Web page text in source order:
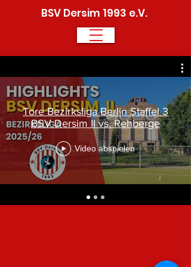
BSV Dersim 1993 e.V.
Tore Bezirksliga Berlin Staffel 3
BSV Dersim II vs. Rehberge
Video abspielen